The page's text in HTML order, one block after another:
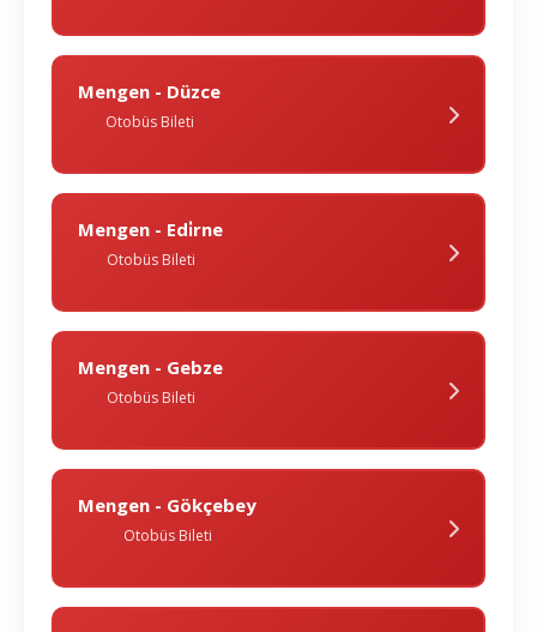
Mengen - Düzce
Otobüs Bileti
Mengen - Edi̇rne
Otobüs Bileti
Mengen - Gebze
Otobüs Bileti
Mengen - Gökçebey
Otobüs Bileti